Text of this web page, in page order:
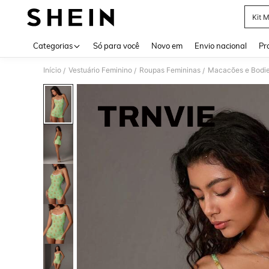
Kit
Categorias Só para você Novo em Envio nacional
Início / Vestuário Feminino / Roupas Femininas / Macacões e